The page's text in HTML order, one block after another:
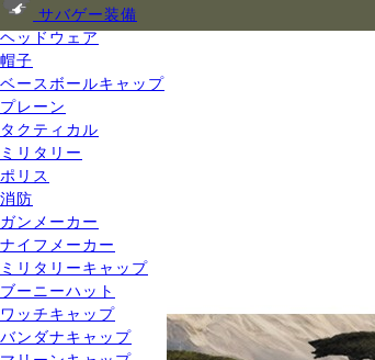
サバゲー装備
ヘッドウェア
帽子
ベースボールキャップ
プレーン
タクティカル
ミリタリー
ポリス
消防
ガンメーカー
ナイフメーカー
ミリタリーキャップ
ブーニーハット
ワッチキャップ
バンダナキャップ